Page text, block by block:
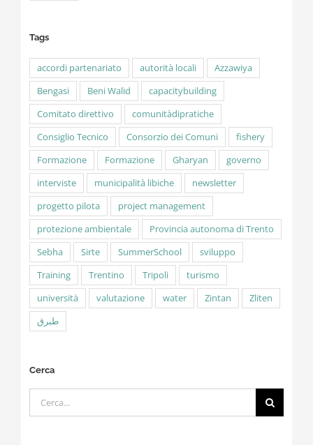
Tags
accordi partenariato autorità locali
Azzawiya
Bengasi
Beni Walid
capacitybuilding
Comitato direttivo
comunitàdipratiche
Consiglio Tecnico
Consorzio dei Comuni
fishery
Formazione
Formazione Gharyan
governo
interviste
municipalità libiche
newsletter
progetto pilota
project management
protezione ambientale
Provincia autonoma di Trento
Sebha
Sirte SummerSchool
sviluppo
Training
Trentino Tripoli
turismo
università
valutazione water Zintan
Zliten
طبرق
Cerca
Cerca
per: